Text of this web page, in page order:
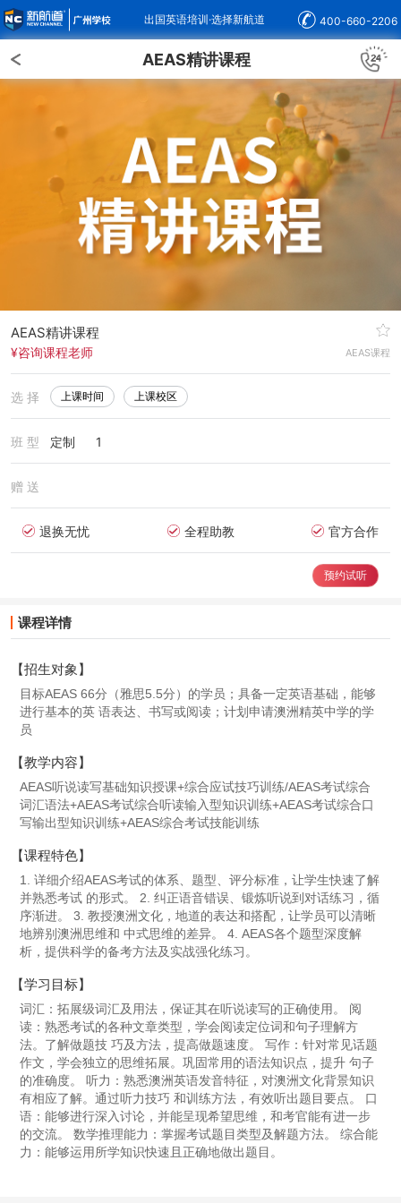
出国英语培训·选择新航道 400-660-2206
AEAS精讲课程
AEAS精讲课程
¥咨询课程老师 AEAS课程
选 择 上课时间 上课校区
班 型 定制 1
赠 送
退换无忧 全程助教 官方合作
预约试听
课程详情
【招生对象】
目标AEAS 66分（雅思5.5分）的学员；具备一定英语基础，能够
进行基本的英 语表达、书写或阅读；计划申请澳洲精英中学的学
员
【教学内容】
AEAS听说读写基础知识授课+综合应试技巧训练/AEAS考试综合
词汇语法+AEAS考试综合听读输入型知识训练+AEAS考试综合口
写输出型知识训练+AEAS综合考试技能训练
【课程特色】
1. 详细介绍AEAS考试的体系、题型、评分标准，让学生快速了解
并熟悉考试 的形式。 2. 纠正语音错误、锻炼听说到对话练习，循
序渐进。 3. 教授澳洲文化，地道的表达和搭配，让学员可以清晰
地辨别澳洲思维和 中式思维的差异。 4. AEAS各个题型深度解
析，提供科学的备考方法及实战强化练习。
【学习目标】
词汇：拓展级词汇及用法，保证其在听说读写的正确使用。 阅
读：熟悉考试的各种文章类型，学会阅读定位词和句子理解方
法。了解做题技 巧及方法，提高做题速度。 写作：针对常见话题
作文，学会独立的思维拓展。巩固常用的语法知识点，提升 句子
的准确度。 听力：熟悉澳洲英语发音特征，对澳洲文化背景知识
有相应了解。通过听力技巧 和训练方法，有效听出题目要点。 口
语：能够进行深入讨论，并能呈现希望思维，和考官能有进一步
的交流。 数学推理能力：掌握考试题目类型及解题方法。 综合能
力：能够运用所学知识快速且正确地做出题目。